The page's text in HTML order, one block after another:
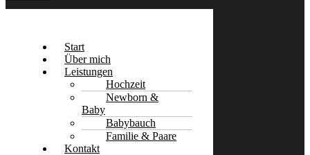
Start
Über mich
Leistungen
Hochzeit
Newborn &
Baby
Babybauch
Familie & Paare
Kontakt